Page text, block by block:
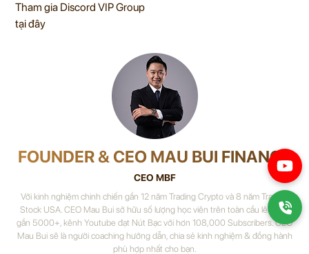
Tham gia Discord VIP Group
tại đây
FOUNDER & CEO MAU BUI FINANCE
CEO MBF
Với kinh nghiệm chinh chiến gần 12 năm Trading Crypto và 8 năm Trading
Stock USA. CEO Mau Bui sở hữu số lượng học viên trên toàn cầu lên đến
gần 5000+, kênh Youtube đạt Nút Bạc với hơn 108,000 Subscribers. CEO
Mau Bui sẽ là người coaching hướng dẫn, chia sẻ kinh nghiệm & đồng hành
phù hợp nhất cho bạn.